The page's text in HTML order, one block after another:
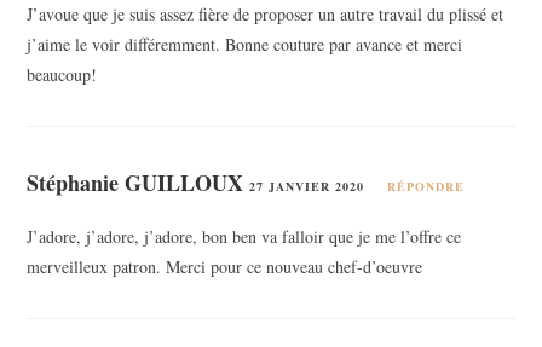
J’avoue que je suis assez fière de proposer un autre travail du plissé et
j’aime le voir différemment. Bonne couture par avance et merci
beaucoup!
Stéphanie GUILLOUX 27 JANVIER 2020 RÉPONDRE
J’adore, j’adore, j’adore, bon ben va falloir que je me l’offre ce
merveilleux patron. Merci pour ce nouveau chef-d’oeuvre